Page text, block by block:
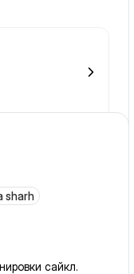
sharh
сайкл.